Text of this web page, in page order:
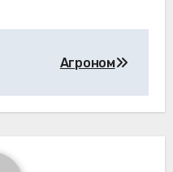
Агроном